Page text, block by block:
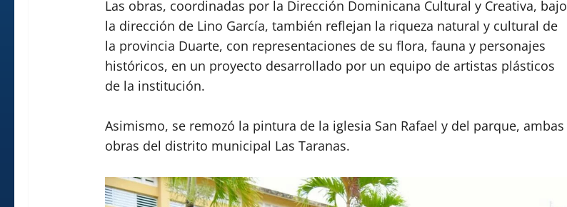
Las obras, coordinadas por la Dirección Dominicana Cultural y Creativa, bajo
la dirección de Lino García, también reflejan la riqueza natural y cultural de
la provincia Duarte, con representaciones de su flora, fauna y personajes
históricos, en un proyecto desarrollado por un equipo de artistas plásticos
de la institución.
Asimismo, se remozó la pintura de la iglesia San Rafael y del parque, ambas
obras del distrito municipal Las Taranas.